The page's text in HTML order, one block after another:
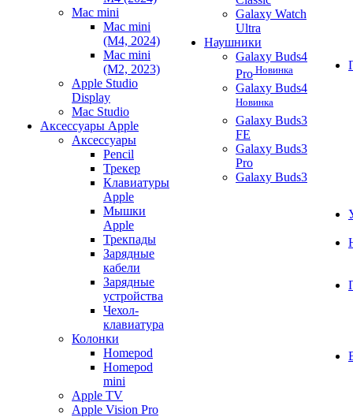
Mac mini
Mac mini
(M4, 2024)
Mac mini
(M2, 2023)
Apple Studio
Display
Mac Studio
Аксессуары Apple
Аксессуары
Pencil
Трекер
Клавиатуры
Apple
Мышки
Apple
Трекпады
Зарядные
кабели
Зарядные
устройства
Чехол-
клавиатура
Колонки
Homepod
Homepod
mini
Apple TV
Apple Vision Pro
Galaxy Watch
Ultra
Наушники
Galaxy Buds4
Pro Новинка
Galaxy Buds4
Новинка
Galaxy Buds3
FE
Galaxy Buds3
Pro
Galaxy Buds3